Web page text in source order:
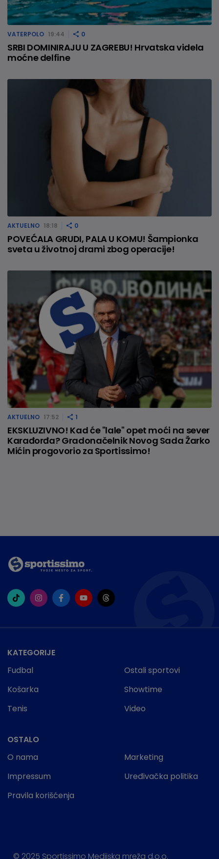
VATERPOLO 19:44 0
SRBI DOMINIRAJU U ZAGREBU! Hrvatska videla
moćne delfine
AKTUELNO 18:18 0
POVEĆALA GRUDI, PALA U KOMU! Šampionka
sveta u životnoj drami zbog operacije!
AKTUELNO 17:52 1
EKSKLUZIVNO! Kad će "lale" opet moći na sever
Karađorđa? Gradonačelnik Novog Sada Žarko
Mićin progovorio za Sportissimo!
KATEGORIJE
Fudbal
Košarka
Tenis
Ostali sportovi
Showtime
Video
OSTALO
O nama
Impressum
Pravila korišćenja
Marketing
Uređivačka politika
© 2025 Sportissimo Medijska mreža d.o.o.